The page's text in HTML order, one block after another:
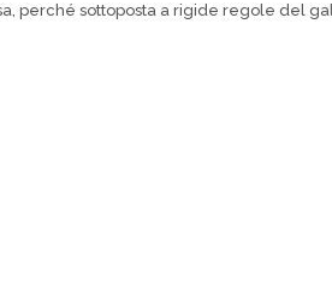
perché sottoposta a rigide regole del